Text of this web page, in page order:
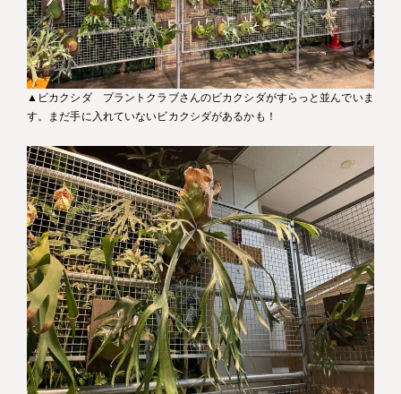
▲ビカクシダ プラントクラブさんのビカクシダがすらっと並んでいま
す。まだ手に入れていないビカクシダがあるかも！